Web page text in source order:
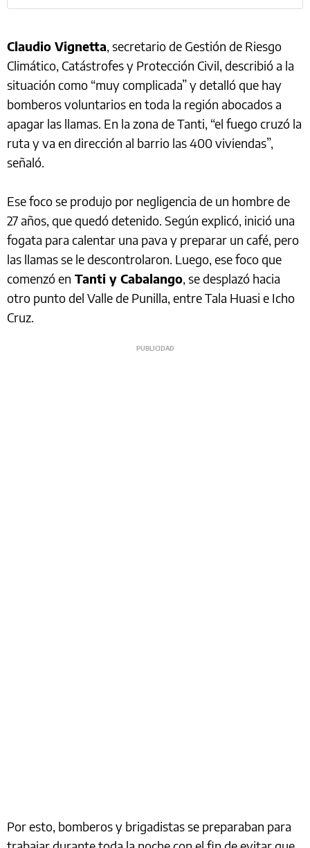
Claudio Vignetta, secretario de Gestión de Riesgo
Climático, Catástrofes y Protección Civil, describió a la
situación como “muy complicada” y detalló que hay
bomberos voluntarios en toda la región abocados a
apagar las llamas. En la zona de Tanti, “el fuego cruzó la
ruta y va en dirección al barrio las 400 viviendas”,
señaló.
Ese foco se produjo por negligencia de un hombre de
27 años, que quedó detenido. Según explicó, inició una
fogata para calentar una pava y preparar un café, pero
las llamas se le descontrolaron. Luego, ese foco que
comenzó en Tanti y Cabalango, se desplazó hacia
otro punto del Valle de Punilla, entre Tala Huasi e Icho
Cruz.
Por esto, bomberos y brigadistas se preparaban para